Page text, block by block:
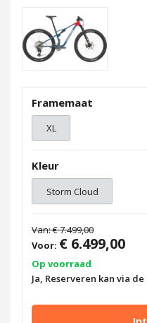
Framemaat
XL
Kleur
Storm Cloud
Van:€ 7.499,00
Voor: € 6.499,00
Op voorraad
Ja, Reserveren kan via